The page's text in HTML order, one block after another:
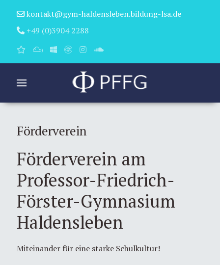
kontakt@gym-haldensleben.bildung-lsa.de
+49 (0)3904 2288
Förderverein
Förderverein am
Professor-Friedrich-
Förster-Gymnasium
Haldensleben
Miteinander für eine starke Schulkultur!